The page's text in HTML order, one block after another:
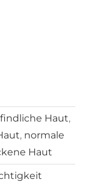
Haut,
, normale
Haut